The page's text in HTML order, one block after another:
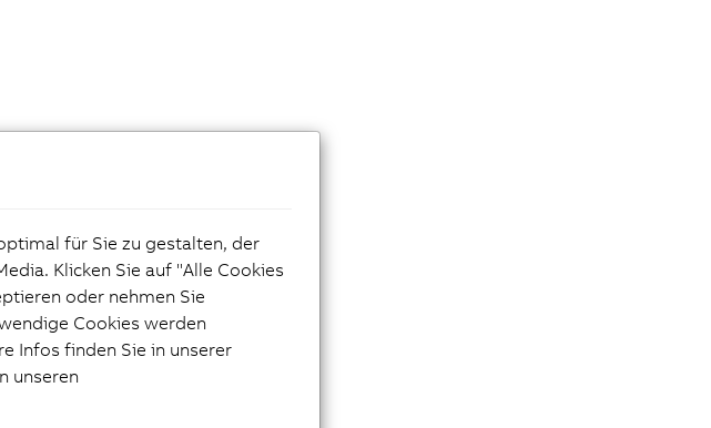
für Sie zu gestalten, der
Klicken Sie auf "Alle Cookies
oder nehmen Sie
Cookies werden
Infos finden Sie in unserer
unseren